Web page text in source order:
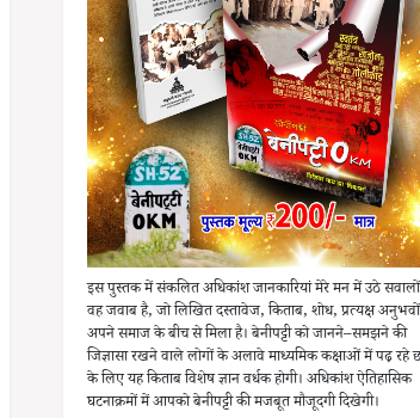
इस पुस्तक में संकलित अधिकांश जानकारियां मेरे मन में उठे
वह जवाब है, जो लिखित दस्तावेज, किताब, शोध, प्रत्यक्ष
अपने समाज के बीच से मिला है। बेनीपट्टी को जानने–समझने की
जिज्ञासा रखने वाले लोगों के अलावे माध्यमिक कक्षाओं में पढ़ रहे
के लिए यह किताब विशेष ज्ञान वर्धक होगी। अधिकांश ऐतिहासिक
घटनाक्रमों में आपको बेनीपट्टी की मजबूत मौजूदगी दिखेगी।